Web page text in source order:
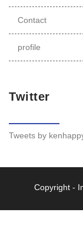
Contact
profile
Twitter
Tweets by
Copyright -